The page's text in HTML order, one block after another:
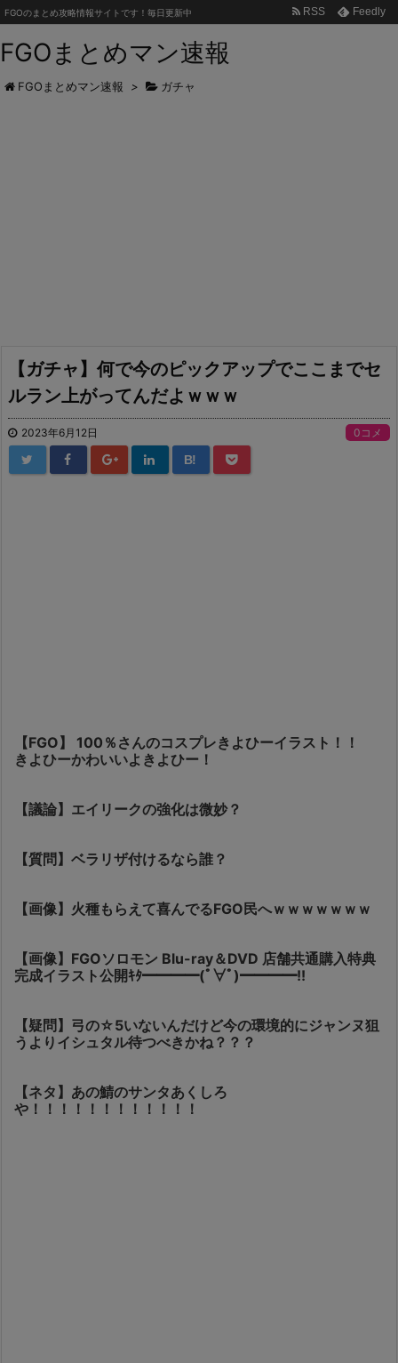
FGOまとめマン速報
FGOのまとめ攻略情報サイトです！毎日更新中 RSS Feedly
FGOまとめマン速報 > ガチャ
【ガチャ】何で今のピックアップでここまでセ
ルラン上がってんだよｗｗｗ
2023年6月12日 0コメ
B!
【FGO】 100％さんのコスプレきよひーイラスト！！
きよひーかわいいよきよひー！
【議論】エイリークの強化は微妙？
【質問】ベラリザ付けるなら誰？
【画像】火種もらえて喜んでるFGO民へｗｗｗｗｗｗｗ
【画像】FGOソロモン Blu-ray＆DVD 店舗共通購入特典
完成イラスト公開ｷﾀ━━━━(ﾟ∀ﾟ)━━━━!!
【疑問】弓の☆5いないんだけど今の環境的にジャンヌ狙
うよりイシュタル待つべきかね？？？
【ネタ】あの鯖のサンタあくしろ
や！！！！！！！！！！！！